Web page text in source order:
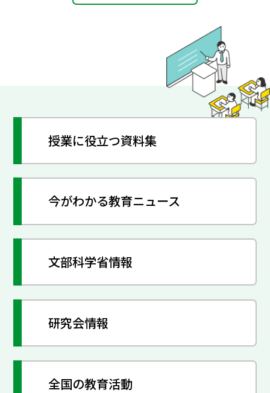
授業に役立つ資料集
今がわかる教育ニュース
文部科学省情報
研究会情報
全国の教育活動